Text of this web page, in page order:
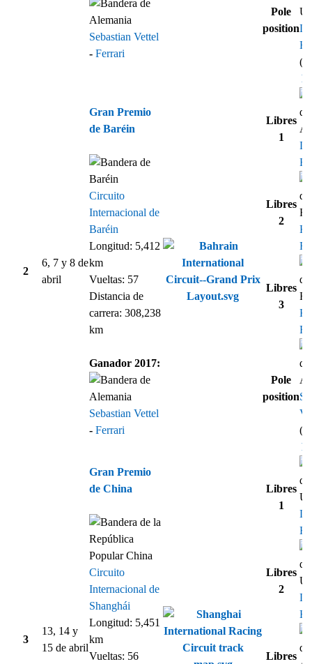
Sebastian Vettel
- Ferrari
Pole
position
2
6, 7 y 8 de
abril
Gran Premio
de Baréin
Circuito
Internacional de
Baréin
Longitud: 5,412
km
Vueltas: 57
Distancia de
carrera: 308,238
km
Ganador 2017:
Sebastian Vettel
- Ferrari
Libres
1
Libres
2
Libres
3
Pole
position
3
13, 14 y
15 de abril
Gran Premio
de China
Circuito
Internacional de
Shanghái
Longitud: 5,451
km
Vueltas: 56
Libres
1
Libres
2
Libres